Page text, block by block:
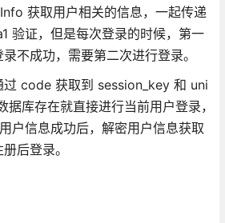
获取用户相关的信息，一起传递
验证，但是每次登录的时候，第一
不成功，需要第二次进行登录。
过 code 获取到 session_key 和 uni
库存在就直接进行当前用户登录，
户信息成功后，解密用户信息获取
后登录。